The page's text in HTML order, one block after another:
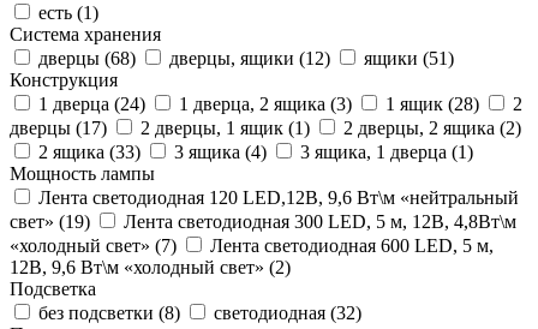
есть (1)
Система хранения
дверцы (68) дверцы, ящики (12) ящики (51)
Конструкция
1 дверца (24) 1 дверца, 2 ящика (3) 1 ящик (28)
2
дверцы (17) 2 дверцы, 1 ящик (1) 2 дверцы, 2 ящика (2)
2 ящика (33) 3 ящика (4) 3 ящика, 1 дверца (1)
Мощность лампы
Лента светодиодная 120 LED,12В, 9,6 Вт\м «нейтральный
свет» (19)
Лента светодиодная 300 LED, 5 м, 12В, 4,8Вт\м
«холодный свет» (7)
Лента светодиодная 600 LED, 5 м,
12В, 9,6 Вт\м «холодный свет» (2)
Подсветка
без подсветки (8) светодиодная (32)